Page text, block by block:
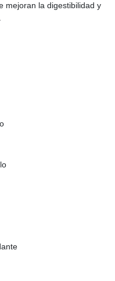
mejoran la digestibilidad y